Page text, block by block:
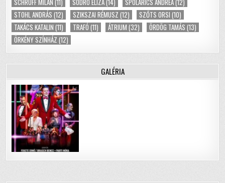
SCHRUFF MILÁN (11) SODRÓ ELIZA(14) SPOLARICS ANDREA(12)
STOHL ANDRÁS (12) SZIKSZAI RÉMUSZ (12) SZŐTS ORSI (10)
TAKÁCS KATALIN (11) TRAFÓ (11) ÁTRIUM (32) ÖRDÖG TAMÁS (13)
ÖRKÉNY SZÍNHÁZ (12)
GALÉRIA